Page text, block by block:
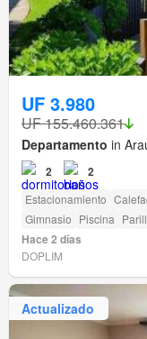
UF 3.980
UF 155.460.361
Departamento in
2 2
Estacionamiento
Gimnasio Piscina
Hace 2 días
DOPLIM
Actualizado